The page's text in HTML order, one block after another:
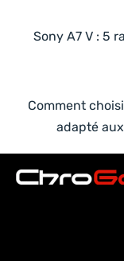
Sony A7 V : 5
Comment
adapté